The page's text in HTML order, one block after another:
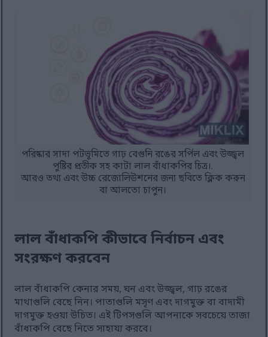
পরিষ্কার সাদা পটভূমিতে গাঢ় বেগুনি রঙের সর্পিল এবং উজ্জ্বল
পুষ্টির প্রতীক সহ কাটা লাল বাঁধাকপির চিত্র।.
আরও তথ্য এবং উচ্চ রেজোলিউশনের জন্য ছবিতে ক্লিক করুন
বা আলতো চাপুন।
লাল বাঁধাকপি কীভাবে নির্বাচন এবং
সংরক্ষণ করবেন
লাল বাঁধাকপি কেনার সময়, ঘন এবং উজ্জ্বল, গাঢ় রঙের
মাথাগুলি বেছে নিন। পাতাগুলি মসৃণ এবং দাগমুক্ত বা বাদামী
দাগমুক্ত হওয়া উচিত। এই টিপসগুলি আপনাকে সবচেয়ে তাজা
বাঁধাকপি বেছে নিতে সাহায্য করবে।